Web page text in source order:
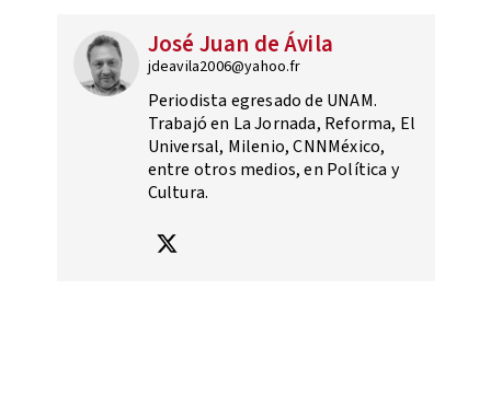
José Juan de Ávila
jdeavila2006@yahoo.fr
Periodista egresado de UNAM.
Trabajó en La Jornada, Reforma, El
Universal, Milenio, CNNMéxico,
entre otros medios, en Política y
Cultura.